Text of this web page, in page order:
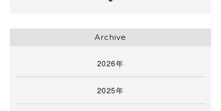
Archive
2026年
2025年